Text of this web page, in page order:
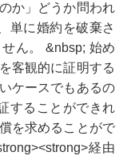
か」どうか問われ
単に婚約を破棄さ
ん。 &nbsp; 始め
客観的に証明する
ケースでもあるの
することができれ
を求めることがで
経由